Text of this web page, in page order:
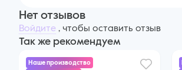
Нет отзывов
Войдите , чтобы оставить отзыв
Так же рекомендуем
Наше производство